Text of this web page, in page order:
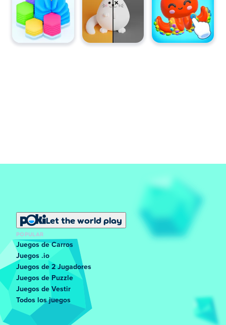
Let the world play
POPULAR
Juegos de Carros
Juegos .io
Juegos de 2 Jugadores
Juegos de Puzzle
Juegos de Vestir
Todos los juegos